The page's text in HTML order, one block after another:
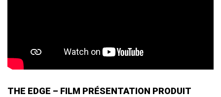
THE EDGE – FILM PRÉSENTATION PRODUIT